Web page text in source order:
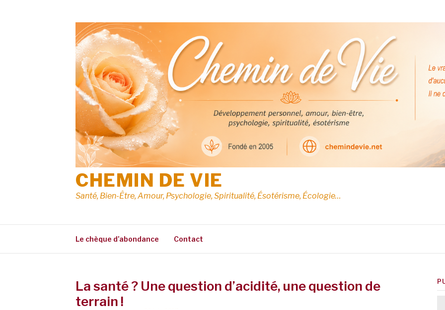
CHEMIN DE VIE
Santé, Bien-Être, Amour, Psychologie, Spiritualité, Ésotérisme, Écologie…
Le chèque d’abondance Contact
La santé ? Une question d’acidité, une question de
terrain !